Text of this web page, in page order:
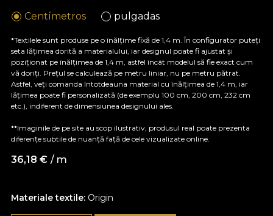
Materiale textile: Origin
Centímetros pulgadas
*Textilele sunt produse pe o înălțime fixă de 1,4 m. În configurator puteți
seta lățimea dorită a materialului, iar designul poate fi ajustat și
poziționat pe înălțimea de 1,4 m, astfel încât modelul să fie exact cum
vă doriți. Prețul se calculează pe metru liniar, nu pe metru pătrat.
Astfel, veți comanda întotdeauna material cu înălțimea de 1,4 m, iar
lățimea poate fi personalizată (de exemplu 100 cm, 200 cm, 232 cm
etc.), indiferent de dimensiunea designului ales.
**Imaginile de pe site au scop ilustrativ, produsul real poate prezenta
diferențe subtile de nuanță față de cele vizualizate online.
36,18 € / m